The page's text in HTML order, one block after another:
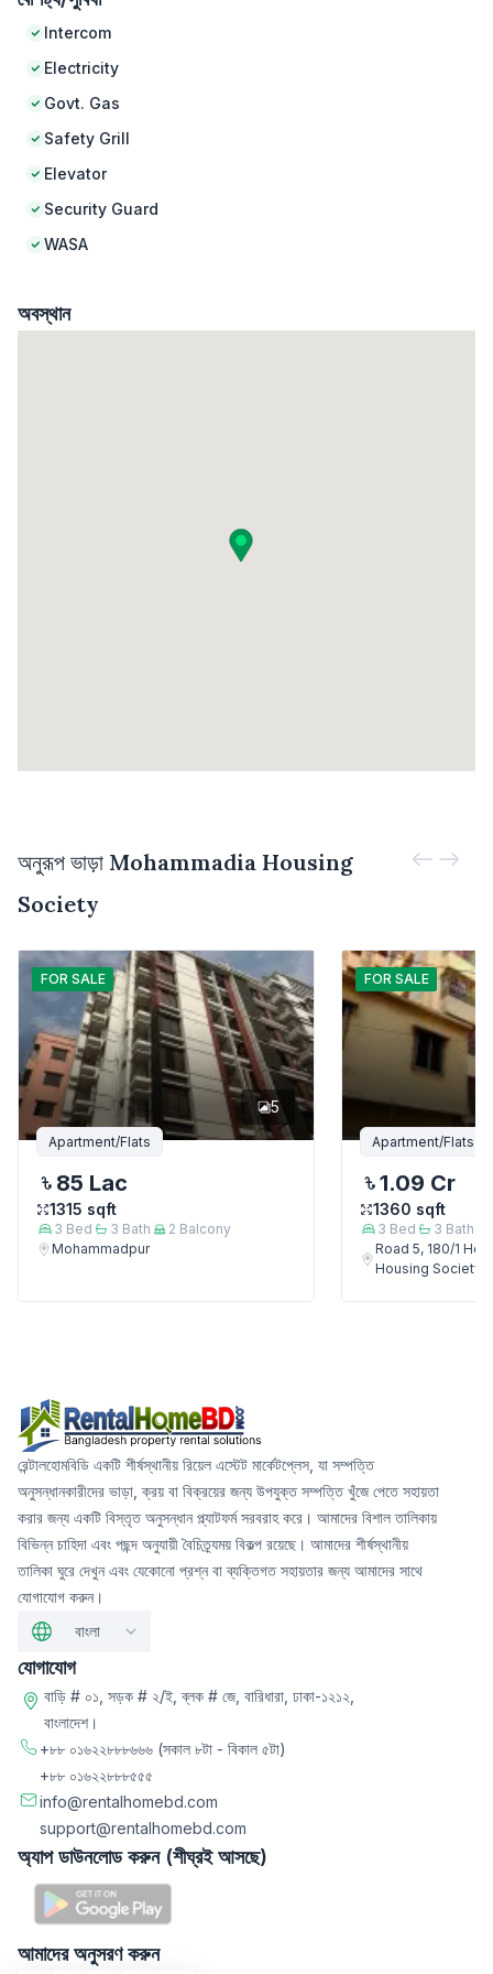
Intercom
Electricity
Govt. Gas
Safety Grill
Elevator
Security Guard
WASA
অবস্থান
অনুরূপ ভাড়া Mohammadia Housing
Society
FOR SALE
5
Apartment/Flats
85 Lac
1315 sqft
3 Bed 3 Bath 2 Balcony
Mohammadpur
FOR SALE
Apartment/Flats
1.09 Cr
1360 sqft
3 Bed 3 Bath
Road 5, 180/1
Housing Society
রেন্টালহোমবিডি একটি শীর্ষস্থানীয় রিয়েল এস্টেট মার্কেটপ্লেস, যা সম্পত্তি
অনুসন্ধানকারীদের ভাড়া, ক্রয় বা বিক্রয়ের জন্য উপযুক্ত সম্পত্তি খুঁজে পেতে সহায়তা
করার জন্য একটি বিস্তৃত অনুসন্ধান প্ল্যাটফর্ম সরবরাহ করে। আমাদের বিশাল তালিকায়
বিভিন্ন চাহিদা এবং পছন্দ অনুযায়ী বৈচিত্র্যময় বিকল্প রয়েছে। আমাদের শীর্ষস্থানীয়
তালিকা ঘুরে দেখুন এবং যেকোনো প্রশ্ন বা ব্যক্তিগত সহায়তার জন্য আমাদের সাথে
যোগাযোগ করুন।
বাংলা
যোগাযোগ
বাড়ি # ০১, সড়ক # ২/ই, ব্লক # জে, বারিধারা, ঢাকা-১২১২,
বাংলাদেশ।
+৮৮ ০১৬২২৮৮৮৬৬৬ (সকাল ৮টা - বিকাল ৫টা)
+৮৮ ০১৬২২৮৮৮৫৫৫
info@rentalhomebd.com
support@rentalhomebd.com
অ্যাপ ডাউনলোড করুন (শীঘ্রই আসছে)
আমাদের অনুসরণ করুন